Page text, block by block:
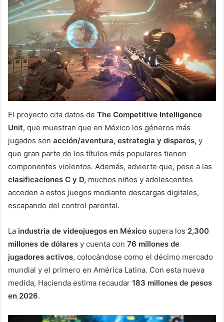
El proyecto cita datos de The Competitive Intelligence
Unit, que muestran que en México los géneros más
jugados son acción/aventura, estrategia y disparos, y
que gran parte de los títulos más populares tienen
componentes violentos. Además, advierte que, pese a las
clasificaciones C y D, muchos niños y adolescentes
acceden a estos juegos mediante descargas digitales,
escapando del control parental.
La industria de videojuegos en México supera los 2,300
millones de dólares y cuenta con 76 millones de
jugadores activos, colocándose como el décimo mercado
mundial y el primero en América Latina. Con esta nueva
medida, Hacienda estima recaudar 183 millones de pesos
en 2026.